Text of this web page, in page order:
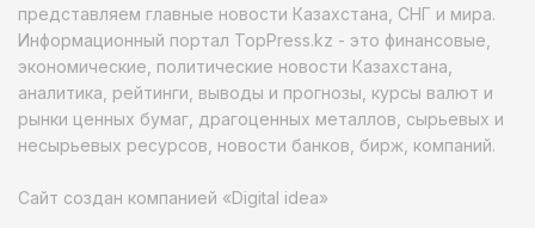
представляем главные новости Казахстана, СНГ и мира.
Информационный портал TopPress.kz - это финансовые,
экономические, политические новости Казахстана,
аналитика, рейтинги, выводы и прогнозы, курсы валют и
рынки ценных бумаг, драгоценных металлов, сырьевых и
несырьевых ресурсов, новости банков, бирж, компаний.
Сайт создан компанией «Digital idea»